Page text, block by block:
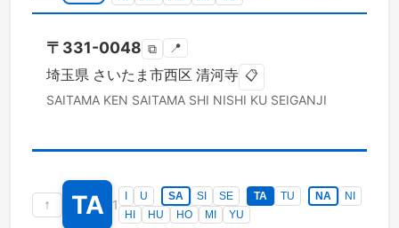
〒 331-0048 ⧉ 📍
埼玉県 さいたま市西区 清河寺 📋
SAITAMA KEN SAITAMA SHI NISHI KU SEIGANJI
↑ TA 1
U SA SI SE TA TU NA
NI
HI
HU HO MI YU